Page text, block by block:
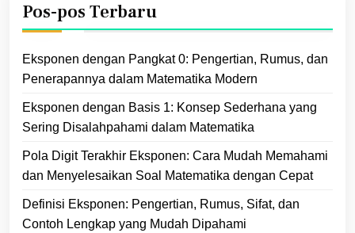
Pos-pos Terbaru
Eksponen dengan Pangkat 0: Pengertian, Rumus, dan
Penerapannya dalam Matematika Modern
Eksponen dengan Basis 1: Konsep Sederhana yang
Sering Disalahpahami dalam Matematika
Pola Digit Terakhir Eksponen: Cara Mudah Memahami
dan Menyelesaikan Soal Matematika dengan Cepat
Definisi Eksponen: Pengertian, Rumus, Sifat, dan
Contoh Lengkap yang Mudah Dipahami